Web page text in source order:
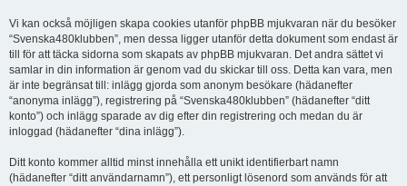
Vi kan också möjligen skapa cookies utanför phpBB mjukvaran när du besöker
“Svenska480klubben”, men dessa ligger utanför detta dokument som endast är
till för att täcka sidorna som skapats av phpBB mjukvaran. Det andra sättet vi
samlar in din information är genom vad du skickar till oss. Detta kan vara, men
är inte begränsat till: inlägg gjorda som anonym besökare (hädanefter
“anonyma inlägg”), registrering på “Svenska480klubben” (hädanefter “ditt
konto”) och inlägg sparade av dig efter din registrering och medan du är
inloggad (hädanefter “dina inlägg”).
Ditt konto kommer alltid minst innehålla ett unikt identifierbart namn
(hädanefter “ditt användarnamn”), ett personligt lösenord som används för att